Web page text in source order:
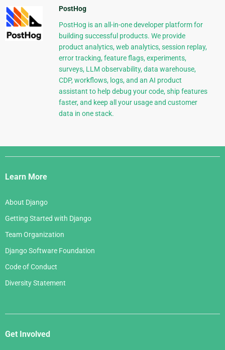
PostHog
PostHog is an all-in-one developer platform for
building successful products. We provide
product analytics, web analytics, session replay,
error tracking, feature flags, experiments,
surveys, LLM observability, data warehouse,
CDP, workflows, logs, and an AI product
assistant to help debug your code, ship features
faster, and keep all your usage and customer
data in one stack.
Django
Links
Learn More
About Django
Getting Started with Django
Team Organization
Django Software Foundation
Code of Conduct
Diversity Statement
Get Involved